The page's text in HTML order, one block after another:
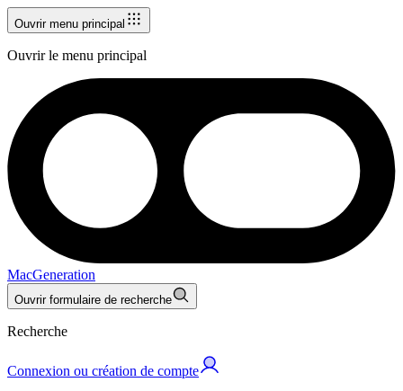
Ouvrir menu principal
Ouvrir le menu principal
MacGeneration
Ouvrir formulaire de recherche
Recherche
Connexion ou création de compte